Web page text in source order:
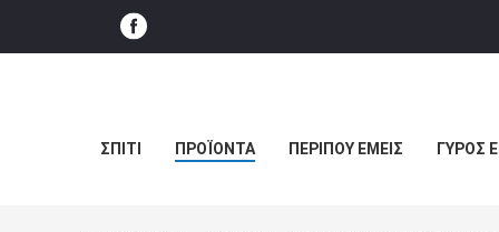
ΣΠΊΤΙ ΠΡΟΪΌΝΤΑ ΠΕΡΊΠΟΥ ΕΜΕΊΣ ΓΎΡΟΣ